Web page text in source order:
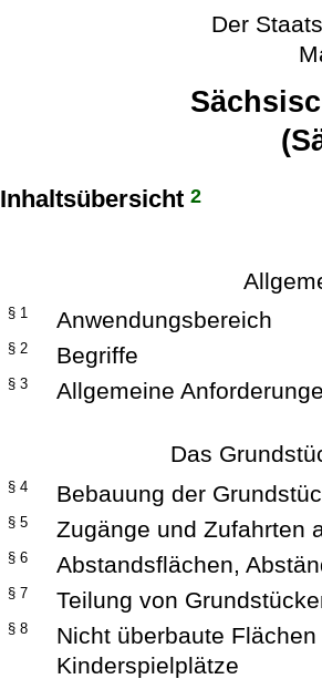
Der
Inhaltsübersicht2
§ 1 Anwendungsbereich
§ 2 Begriffe
§ 3 Allgemeine
Das
§ 4 Bebauung der
§ 5 Zugänge und Zufahrten
§ 6 Abstandsflächen,
§ 7 Teilung von
§ 8
Nicht überbaute
Kinderspielplätze